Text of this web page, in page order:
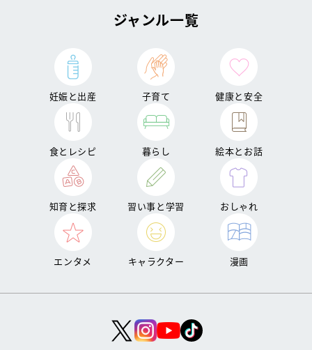
ジャンル一覧
妊娠と出産 子育て 健康と安全
食とレシピ 暮らし 絵本とお話
知育と探求 習い事と学習 おしゃれ
エンタメ キャラクター 漫画